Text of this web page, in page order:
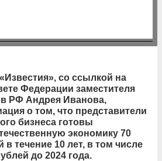
со ссылкой на
Федерации заместителя
РФ Андрея Иванова,
о том, что представители
бизнеса готовы
экономику 70
течение 10 лет, в том числе
до 2024 года.